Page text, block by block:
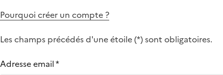
Pourquoi créer un compte ?
Les champs précédés d'une étoile (*) sont obligatoires.
Adresse email*